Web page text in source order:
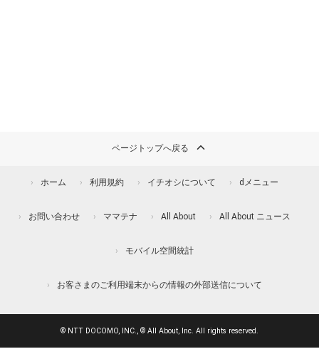
ページトップへ戻る
ホーム 利用規約 イチオシについて dメニュー
お問い合わせ ママテナ All About All About ニュース
モバイル空間統計
お客さまのご利用端末からの情報の外部送信について
© NTT DOCOMO, INC., © All About, Inc. All rights reserved.